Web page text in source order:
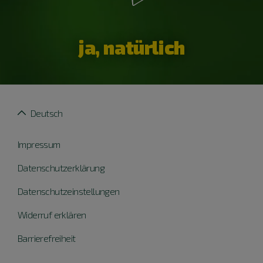
ja, natürlich
Impressum
Datenschutzerklärung
Datenschutzeinstellungen
Widerruf erklären
Barrierefreiheit
Deutsch